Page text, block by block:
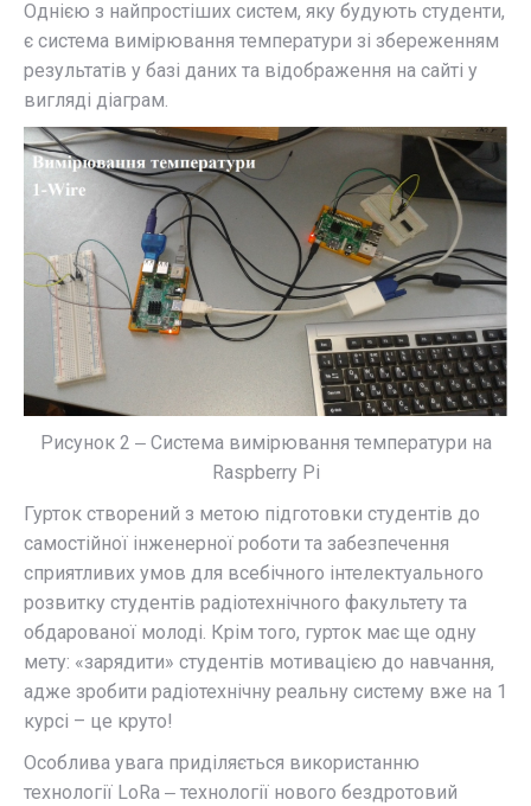
Однією з найпростіших систем, яку будують студенти,
є система вимірювання температури зі збереженням
результатів у базі даних та відображення на сайті у
вигляді діаграм.
Рисунок 2 ‒ Система вимірювання температури на
Raspberry Pi
Гурток створений з метою підготовки студентів до
самостійної інженерної роботи та забезпечення
сприятливих умов для всебічного інтелектуального
розвитку студентів радіотехнічного факультету та
обдарованої молоді. Крім того, гурток має ще одну
мету: «зарядити» студентів мотивацією до навчання,
адже зробити радіотехнічну реальну систему вже на 1
курсі – це круто!
Особлива увага приділяється використанню
технології LoRa ‒ технології нового бездротовий